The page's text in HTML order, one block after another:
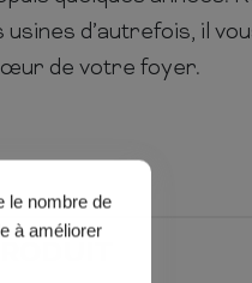
le nombre de
à améliorer
d’autrefois, il
de votre foyer.